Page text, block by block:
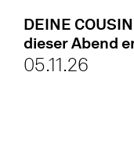
DEINE
dieser Abend
05.11.26